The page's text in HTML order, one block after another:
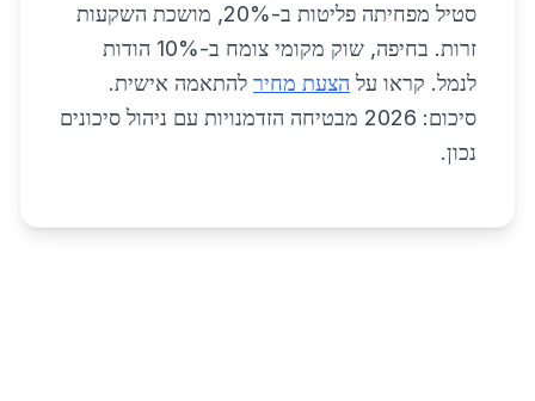
סטיל מפחיתה פליטות ב-20%, מושכת השקעות
זרות. בחיפה, שוק מקומי צומח ב-10% הודות
לנמל. קראו על הצעת מחיר להתאמה אישית.
סיכום: 2026 מבטיחה הזדמנויות עם ניהול סיכונים
נכון.